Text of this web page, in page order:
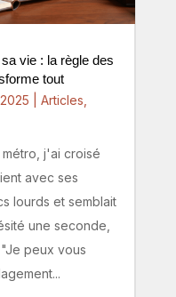
vie : la règle des
tout
Articles
j'ai croisé
avec ses
lourds et semblait
une seconde,
peux vous